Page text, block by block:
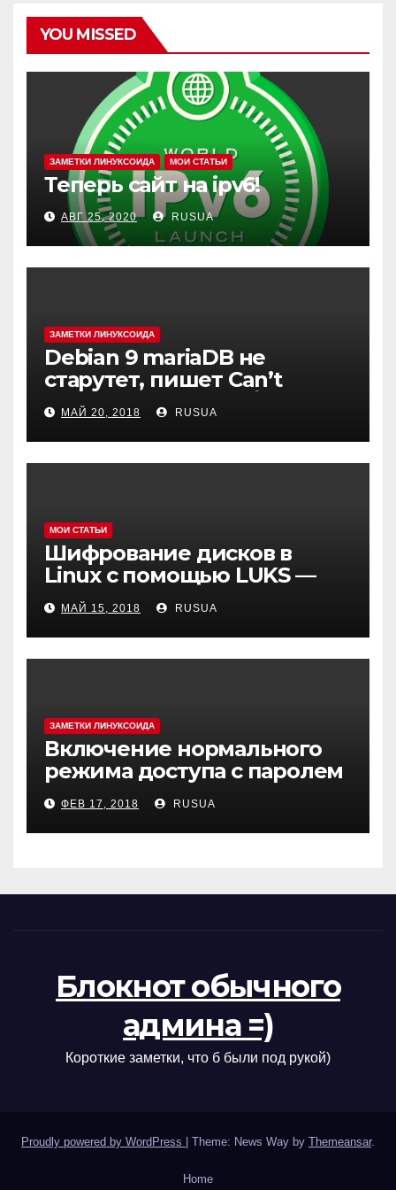
YOU MISSED
ЗАМЕТКИ ЛИНУКСОИДА МОИ СТАТЬИ
Теперь сайт на ipv6!
АВГ 25, 2020 RUSUA
ЗАМЕТКИ ЛИНУКСОИДА
Debian 9 mariaDB не
старутет, пишет Can’t
create test file или /mysqld:
Can’t change dir to
МАЙ 20, 2018 RUSUA
МОИ СТАТЬИ
Шифрование дисков в
Linux с помощью LUKS —
cryptsetup
МАЙ 15, 2018 RUSUA
ЗАМЕТКИ ЛИНУКСОИДА
Включение нормального
режима доступа с паролем
в MySQL(MariaDB) в Debian 9
ФЕВ 17, 2018 RUSUA
Блокнот обычного
админа =)
Короткие заметки, что б были под рукой)
Proudly powered by WordPress Theme: News Way by Themeansar.
Home